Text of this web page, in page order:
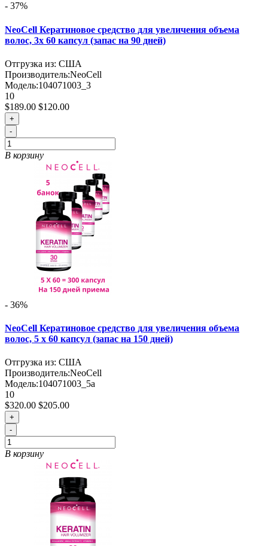
- 37%
NeoCell Кератиновое средство для увеличения объема
волос, 3х 60 капсул (запас на 90 дней)
Отгрузка из: США
Производитель:NeoCell
Модель:104071003_3
10
$189.00 $120.00
+
-
В корзину
- 36%
NeoCell Кератиновое средство для увеличения объема
волос, 5 х 60 капсул (запас на 150 дней)
Отгрузка из: США
Производитель:NeoCell
Модель:104071003_5a
10
$320.00 $205.00
+
-
В корзину